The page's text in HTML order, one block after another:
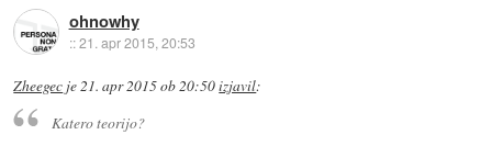
ohnowhy
::21. apr 2015, 20:53
Zheegec je21. apr 2015 ob 20:50izjavil:
Katero teorijo?